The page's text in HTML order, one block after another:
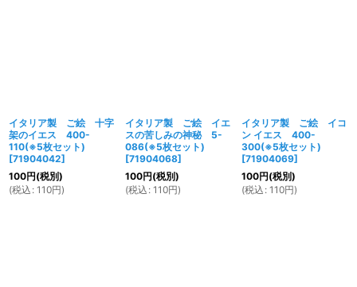
イタリア製 ご絵 十字
架のイエス 400-
110(※5枚セット)
[71904042]
100円(税別)
(税込 : 110円)
イタリア製 ご絵 イエ
スの苦しみの神秘 5-
086(※5枚セット)
[71904068]
100円(税別)
(税込 : 110円)
イタリア製 ご絵 イコ
ン イエス 400-
300(※5枚セット)
[71904069]
100円(税別)
(税込 : 110円)